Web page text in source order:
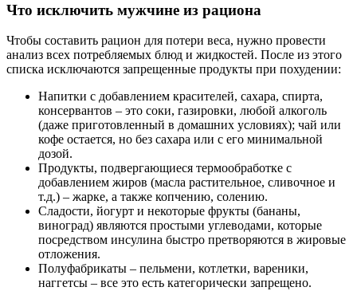
Что исключить мужчине из рациона
Чтобы составить рацион для потери веса, нужно провести
анализ всех потребляемых блюд и жидкостей. После из этого
списка исключаются запрещенные продукты при похудении:
Напитки с добавлением красителей, сахара, спирта,
консервантов – это соки, газировки, любой алкоголь
(даже приготовленный в домашних условиях); чай или
кофе остается, но без сахара или с его минимальной
дозой.
Продукты, подвергающиеся термообработке с
добавлением жиров (масла растительное, сливочное и
т.д.) – жарке, а также копчению, солению.
Сладости, йогурт и некоторые фрукты (бананы,
виноград) являются простыми углеводами, которые
посредством инсулина быстро претворяются в жировые
отложения.
Полуфабрикаты – пельмени, котлетки, вареники,
наггетсы – все это есть категорически запрещено.